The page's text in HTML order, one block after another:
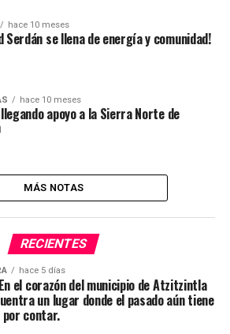
hace 10 meses
Serdán se llena de energía y comunidad!
hace 10 meses
llegando apoyo a la Sierra Norte de
MÁS NOTAS
RECIENTES
hace 5 días
En el corazón del municipio de Atzitzintla
un lugar donde el pasado aún tiene
por contar.